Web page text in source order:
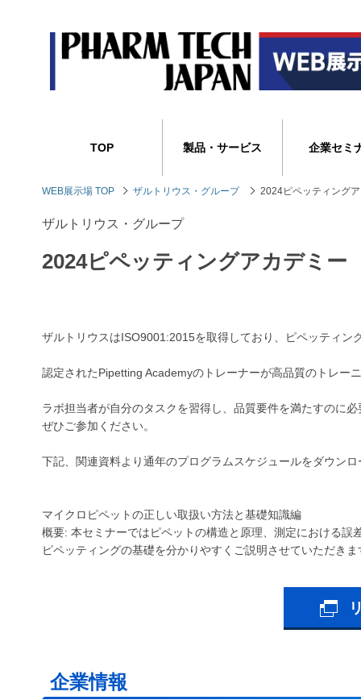
TOP 製品・サービス 企業セミ
WEB展示場 TOP ザルトリウス・グループ 2024ピペッティング
ザルトリウス・グループ
2024ピペッティングアカデミ
ザルトリウスはISO9001:2015を取得しており、ピペッティ
認定されたPipetting Academyのトレーナーが高品質のトレー
ラボ担当者が自分のタスクを習得し、品質要件を満たすのに
ぜひご参加ください。
下記、関連資料より通年のプログラムスケジュールをダウン
マイクロピペットの正しい取扱い方法と基礎知識編
概要: 本セミナーではピペットの構造と原理、測定における
ピペッティングの基礎を分かりやすくご説明させていただきま
企業情報